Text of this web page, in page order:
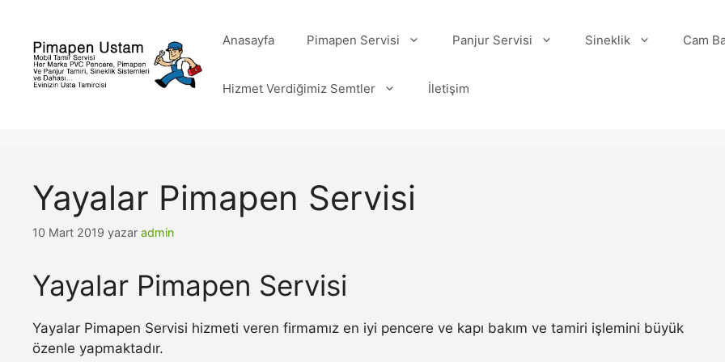
Anasayfa Pimapen Servisi Panjur Servisi Sineklik Cam
Hizmet Verdiğimiz Semtler İletişim
Yayalar Pimapen Servisi
10 Mart 2019 yazar admin
Yayalar Pimapen Servisi
Yayalar Pimapen Servisi hizmeti veren firmamız en iyi pencere ve kapı bakım ve tamiri işlemini büyük
özenle yapmaktadır.